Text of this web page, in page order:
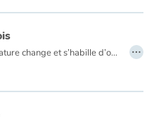
C’est l’automne : la nature change et s’habille d’or et de roux. Mais que fait Ciao dans les bois ? Il s’est complètement perdu…
…